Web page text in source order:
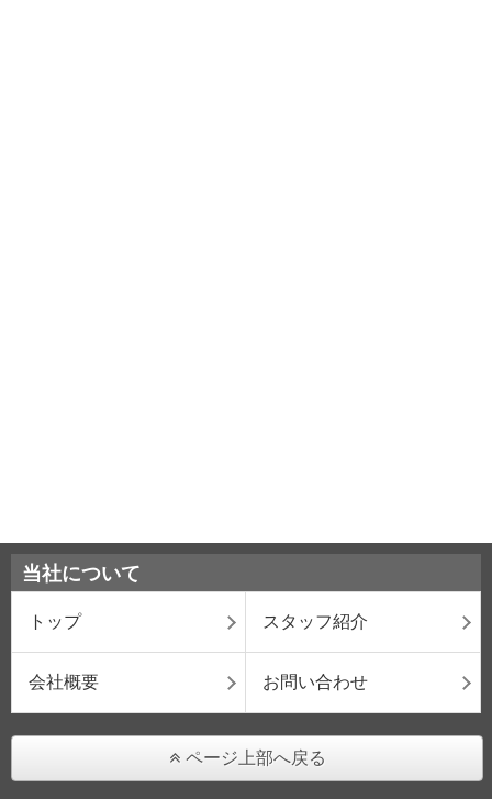
当社について
トップ スタッフ紹介
会社概要 お問い合わせ
ページ上部へ戻る